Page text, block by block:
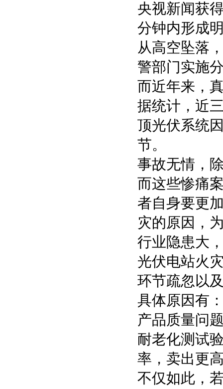
央视新闻获
分钟内形成
从高空坠落
警部门实施
而近年来，
据统计，近
顶光伏系统
节。
事故无情，
而这些惨痛
者自身要更
灾的原因，
行业隐患大
光伏电站火
环节疏忽以
具体原因有
产品质量问
耐老化测试
率，卖出更
不仅如此，